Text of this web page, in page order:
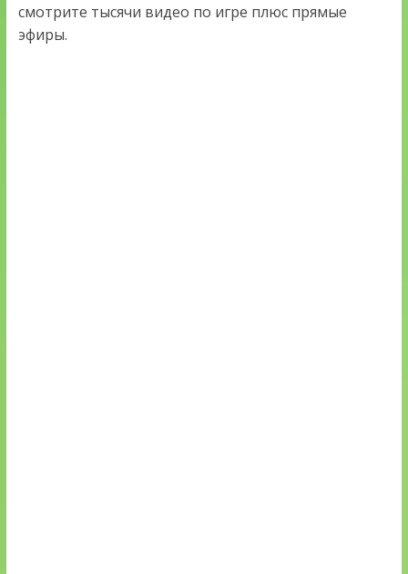
смотрите тысячи видео по игре плюс прямые
эфиры.